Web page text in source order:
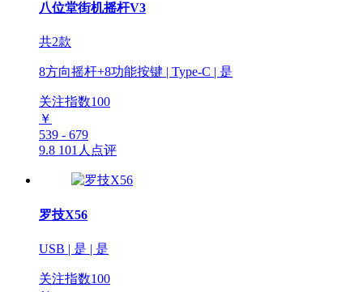
八位堂街机摇杆V3
共2款
8方向摇杆+8功能按键 | Type-C | 是
关注指数100
￥
539 - 679
9.8 101人点评
罗技X56
USB | 是 | 是
关注指数100